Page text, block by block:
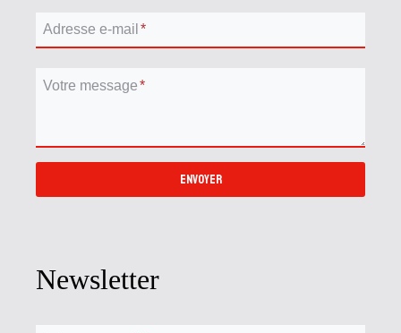
Adresse e-mail *
Votre message*
ENVOYER
Newsletter